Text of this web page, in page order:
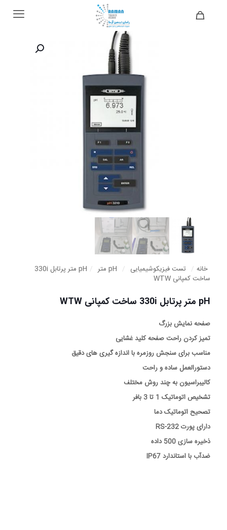
خانه / تست فیزیکوشیمیایی / pH متر /
pH متر پرتابل 330i
ساخت کمپانی WTW
pH متر پرتابل 330i ساخت کمپانی WTW
صفحه نمایش بزرگ
تمیز کردن راحت صفحه کلید غشایی
مناسب برای سنجش روزمره با اندازه گیری های دقیق
دستورالعمل ساده و راحت
کالیبراسیون به چند روش مختلف
تشخیص اتوماتیک 1 تا 3 بافر
تصحیح اتوماتیک دما
دارای پورت RS-232
ذخیره سازی 500 داده
ضدآب با استاندارد IP67